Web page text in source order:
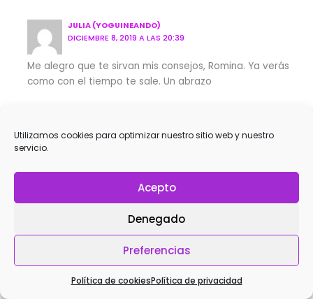
Utilizamos cookies para optimizar nuestro sitio web y nuestro
servicio.
Acepto
Denegado
Preferencias
Política de cookiesPolítica de privacidad
JULIA (YOGUINEANDO)
DICIEMBRE 8, 2019 A LAS 20:39
Me alegro que te sirvan mis consejos, Romina. Ya verás
como con el tiempo te sale. Un abrazo
Está excelente, muy bien explicado, lo pondré en
práctica la próxima vez que haga arcos. Muchísimas
JULIA (YOGUINEANDO)